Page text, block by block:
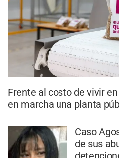
Frente al costo de vivir
en marcha una planta
Caso
de sus